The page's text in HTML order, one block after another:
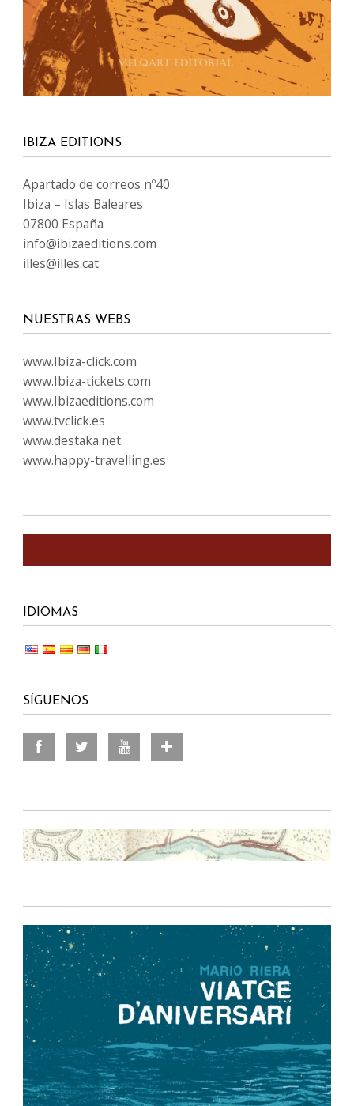
NUESTRAS WEBS
www.Ibiza-click.com
www.Ibiza-tickets.com
www.tvclick.es
www.destaka.net
IDIOMAS
SÍGUENOS